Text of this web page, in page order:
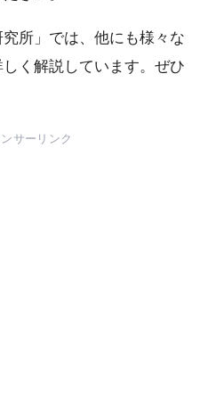
所」では、他にも様々な
く解説しています。ぜひ
サーリンク